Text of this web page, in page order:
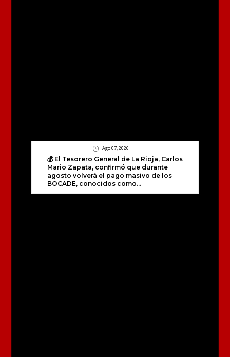
Ago 07, 2026
💰 El Tesorero General de La Rioja, Carlos
Mario Zapata, confirmó que durante
agosto volverá el pago masivo de los
BOCADE, conocidos como...